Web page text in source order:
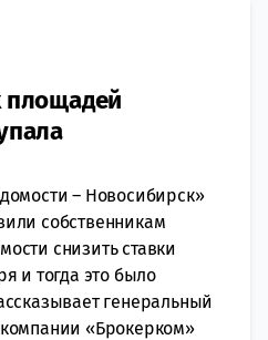
площадей
– Новосибирск»
собственникам
снизить ставки
и тогда это было
генеральный
«Брокерком»